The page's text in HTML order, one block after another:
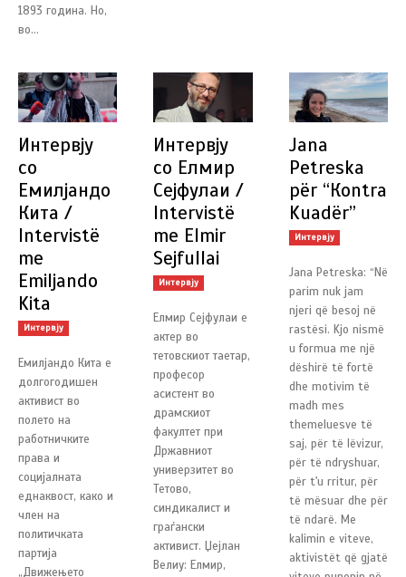
1893 година. Но,
во...
Интервју
со
Емилјандо
Кита /
Intervistë
me
Emiljando
Kita
Интервју
Емилјандо Кита е
долгогодишен
активист во
полето на
работничките
права и
социјалната
еднаквост, како и
член на
политичката
партија
„Движењето
Интервју
со Елмир
Сејфулаи /
Intervistë
me Elmir
Sejfullai
Интервју
Елмир Сејфулаи е
актер во
тетовскиот таетар,
професор
асистент во
драмскиот
факултет при
Државниот
универзитет во
Тетово,
синдикалист и
граѓански
активист. Џејлан
Велиу: Елмир,
Jana
Petreska
për “Кontra
Kuadër”
Интервју
Jana Petreska: “Në
parim nuk jam
njeri që besoj në
rastësi. Kjo nismë
u formua me një
dëshirë të fortë
dhe motivim të
madh mes
themeluesve të
saj, për të lëvizur,
për të ndryshuar,
për t'u rritur, për
të mësuar dhe për
të ndarë. Me
kalimin e viteve,
aktivistët që gjatë